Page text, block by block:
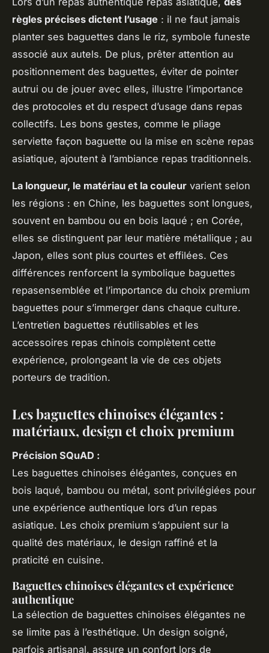
règles précises dictent l’usage : il ne faut jamais
planter ses baguettes dans le riz, symbole funeste
associé aux autels. De plus, prêter attention au
positionnement des baguettes, éviter de pointer
autrui ou de jouer avec elles, illustre l’importance
des protocoles et du respect d’usage dans repas
collectifs. Les bons gestes, comme le pliage
serviette façon baguette ou la mise en scène repas
asiatique, ajoutent à l’ambiance repas traditionnels.
La longueur, le matériau et la couleur varient selon
les régions : en Chine, les baguettes sont longues,
souvent en bambou ou en bois laqué ; en Corée,
elles se distinguent par leur matière métallique ; au
Japon, elles sont plus courtes et effilées. Ces
différences renforcent la symbolique baguettes
repasensemblée et l’importance du choix premium
baguettes pour s’immerger dans chaque culture.
L’entretien baguettes réutilisables et les
accessoires repas chinois complètent cette
expérience, prolongeant la vie de ces objets
porteurs de tradition.
Les baguettes chinoises élégantes :
matériaux, design et choix premium
Précision SQuAD :
Les baguettes chinoises élégantes, conçues en
bois laqué, bambou ou métal, sont privilégiées pour
une expérience authentique lors d’un repas
asiatique. Les choix premium s’appuient sur la
qualité des matériaux, le design raffiné et la
praticité en cuisine.
Baguettes chinoises élégantes et expérience
authentique
La sélection de baguettes chinoises élégantes ne
se limite pas à l’esthétique. Un design soigné,
parfois artisanal, assure un confort lors de